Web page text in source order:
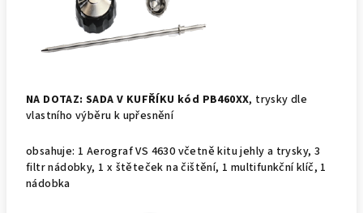
NA DOTAZ: SADA V KUFŘÍKU kód PB460XX, trysky dle
vlastního výběru k upřesnění
obsahuje: 1 Aerograf VS 4630 včetně kitu jehly a trysky, 3
filtr nádobky, 1 x štěteček na čištění, 1 multifunkční klíč, 1
nádobka